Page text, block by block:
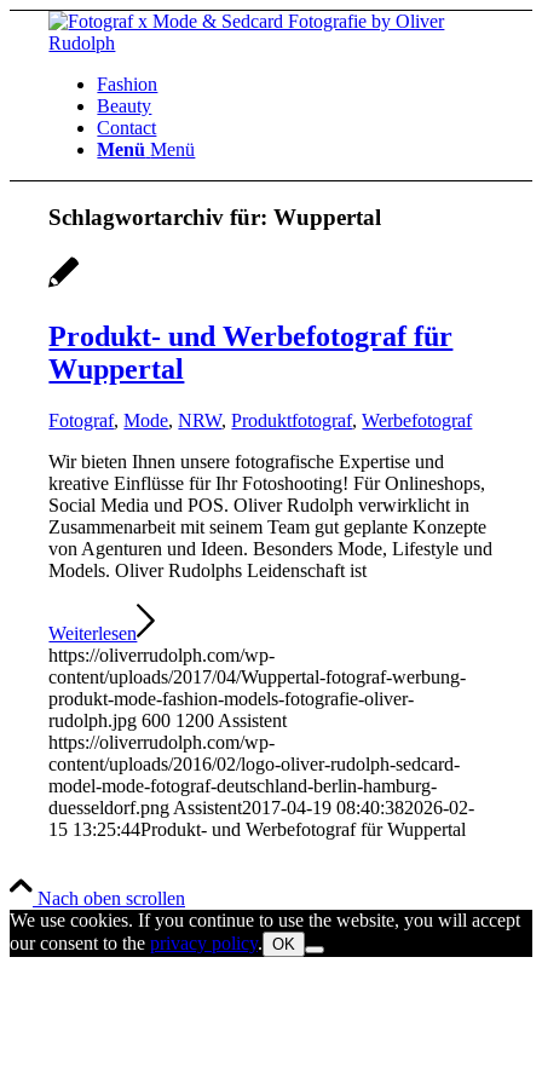
Fashion
Beauty
Contact
Menü Menü
Schlagwortarchiv für:Wuppertal
Produkt- und Werbefotograf für
Wuppertal
Fotograf,Mode,NRW,Produktfotograf,Werbefotograf
Wir bieten Ihnen unsere fotografische Expertise und
kreative Einflüsse für Ihr Fotoshooting! Für Onlineshops,
Social Media und POS. Oliver Rudolph verwirklicht in
Zusammenarbeit mit seinem Team gut geplante Konzepte
von Agenturen und Ideen. Besonders Mode, Lifestyle und
Models. Oliver Rudolphs Leidenschaft ist
Weiterlesen
https://oliverrudolph.com/wp-
content/uploads/2017/04/Wuppertal-fotograf-werbung-
produkt-mode-fashion-models-fotografie-oliver-
rudolph.jpg 600 1200 Assistent
https://oliverrudolph.com/wp-
content/uploads/2016/02/logo-oliver-rudolph-sedcard-
model-mode-fotograf-deutschland-berlin-hamburg-
duesseldorf.png Assistent2017-04-19 08:40:382026-02-
15 13:25:44Produkt- und Werbefotograf für Wuppertal
Nach oben scrollen
We use cookies. If you continue to use the website, you will accept
our consent to the privacy policy. OK